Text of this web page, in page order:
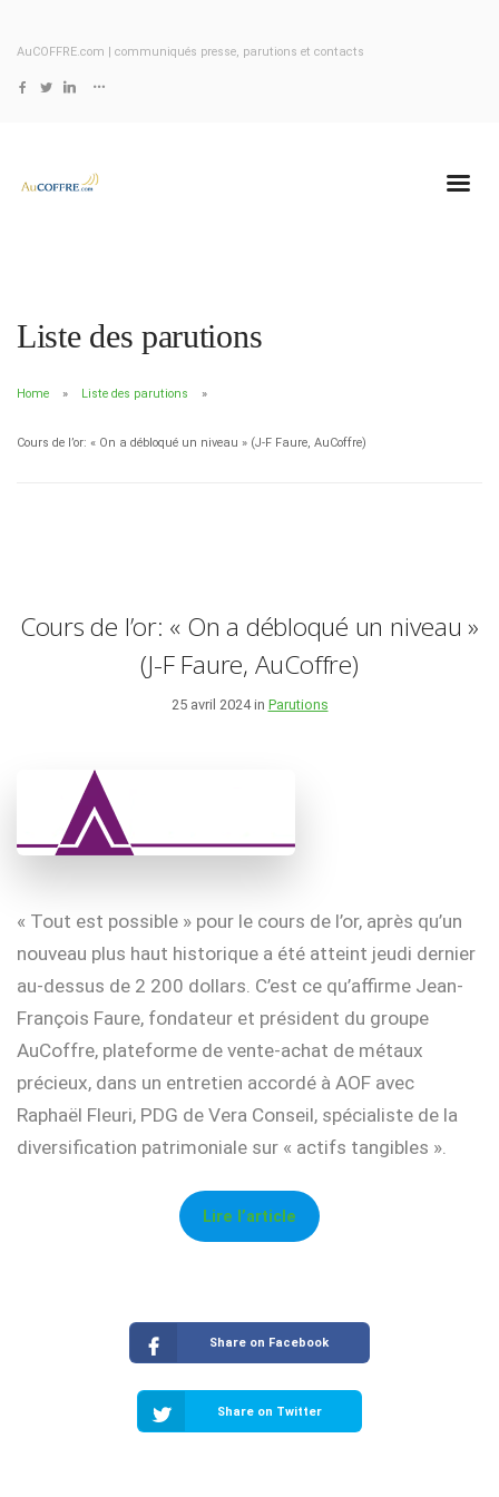
AuCOFFRE.com | communiqués presse, parutions et contacts
Liste des parutions
Home Liste des parutions
Cours de l’or: « On a débloqué un niveau » (J-F Faure, AuCoffre)
Cours de l’or: « On a débloqué un niveau »
(J-F Faure, AuCoffre)
25 avril 2024 in Parutions
« Tout est possible » pour le cours de l’or, après qu’un
nouveau plus haut historique a été atteint jeudi dernier
au-dessus de 2 200 dollars. C’est ce qu’affirme Jean-
François Faure, fondateur et président du groupe
AuCoffre, plateforme de vente-achat de métaux
précieux, dans un entretien accordé à AOF avec
Raphaël Fleuri, PDG de Vera Conseil, spécialiste de la
diversification patrimoniale sur « actifs tangibles ».
Lire l’article
Share on Facebook
Share on Twitter